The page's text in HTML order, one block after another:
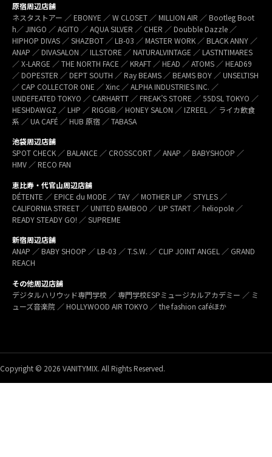
原宿周辺店舗
ネスタストアー ／ EBONYE ／ W CLOSET ／ MILLION AIR ／ Bootleg Boot
h／ JINGO ／ AGITO ／ AQUA SILVER ／ CHER ／ Doubble Dazzle ／
HIPHOP DIVAS ／ SHAZBOT ／ LB-03 ／ MASTER WORK ／ BLACK ANNY ／
ANAP ／ DIVASALON ／ ILLSTORE ／ NATURALVINTAGE ／ LASTNTIMARES
／ X-LARGE ／ THE NORTH FACE ／ KRAFT ／ HEAD ／ ATOMS ／ HEAD69
／ DOPESTER ／ DEPT SOUTH ／ Ray BEAMS ／ BEAMS BOY ／ UNSELTISH
／ CAP COLLECTOR ONE ／ Xinc ／ ALPHA INDUSTRIES INC. ／
UNDEFEATED TOKYO ／ CARHARTT ／ FREAK’S STORE ／ 55DSL TOKYO ／
HESHDAWGZ ／ LHP ／ RIGGIB／ HONEY SALON ／ IZREEL ／ ライカ飲食
系 ／ UA CAFÉ ／ HUB 原宿 ／ TABASA
池袋周辺店舗
SPOT CHECK ／ BALANCE ／ CROSSCORT ／ ANAP ／ BABYSHOOP ／
HMV ／ RECO FAN
恵比寿・代官山周辺店舗
DÉTENTE ／ EPICE du MODE ／ TAY ／ MOTHER LIP ／ STYLES ／
CALIFORNIA STREET ／ UNITED BAMBOO ／ UP START ／ heliopole ／
READY STEADY GO! ／ SUPREME
新宿周辺店舗
ANAP ／ BABY SHOOP ／ LB-03 ／ T.S.W. ／ CLIP JOINT ANGEL ／ GRAND
REACH
その他周辺店舗
デジタルハリウッド専門学校 ／ 専門学校ESPミュージカルアカデミー ／ ミ
ューズ音楽院 ／ HOLLYWOOD AIR TOKYO ／ the fashion caféほか
Copyright © 2026 VANITYMIX. All Rights Reserved.